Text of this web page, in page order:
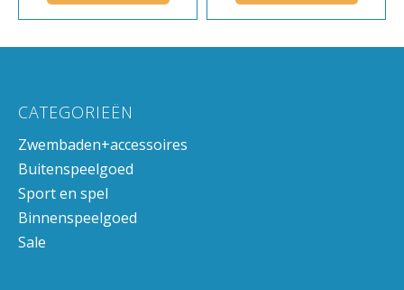
CATEGORIEËN
Zwembaden+accessoires
Buitenspeelgoed
Sport en spel
Binnenspeelgoed
Sale